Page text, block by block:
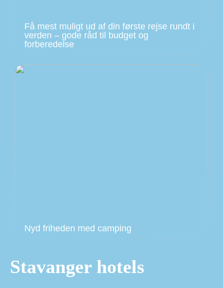
Få mest muligt ud af din første rejse rundt i
verden – gode råd til budget og
forberedelse
Nyd friheden med camping
Stavanger hotels